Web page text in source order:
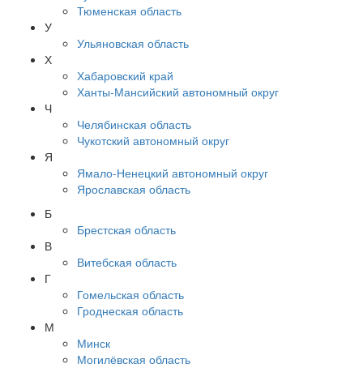
Тюменская область
У
Ульяновская область
Х
Хабаровский край
Ханты-Мансийский автономный округ
Ч
Челябинская область
Чукотский автономный округ
Я
Ямало-Ненецкий автономный округ
Ярославская область
Б
Брестская область
В
Витебская область
Г
Гомельская область
Гроднеская область
М
Минск
Могилёвская область